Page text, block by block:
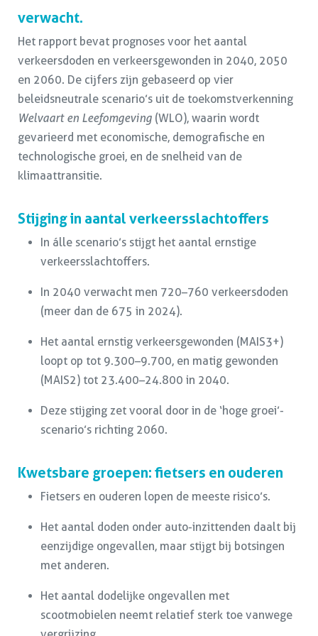
verwacht.
Het rapport bevat prognoses voor het aantal
verkeersdoden en verkeersgewonden in 2040, 2050
en 2060. De cijfers zijn gebaseerd op vier
beleidsneutrale scenario’s uit de toekomstverkenning
Welvaart en Leefomgeving (WLO), waarin wordt
gevarieerd met economische, demografische en
technologische groei, en de snelheid van de
klimaattransitie.
Stijging in aantal verkeersslachtoffers
In álle scenario’s stijgt het aantal ernstige
verkeersslachtoffers.
In 2040 verwacht men 720–760 verkeersdoden
(meer dan de 675 in 2024).
Het aantal ernstig verkeersgewonden (MAIS3+)
loopt op tot 9.300–9.700, en matig gewonden
(MAIS2) tot 23.400–24.800 in 2040.
Deze stijging zet vooral door in de ‘hoge groei’-
scenario’s richting 2060.
Kwetsbare groepen: fietsers en ouderen
Fietsers en ouderen lopen de meeste risico’s.
Het aantal doden onder auto-inzittenden daalt bij
eenzijdige ongevallen, maar stijgt bij botsingen
met anderen.
Het aantal dodelijke ongevallen met
scootmobielen neemt relatief sterk toe vanwege